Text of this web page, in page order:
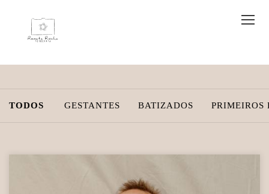
TODOS GESTANTES BATIZADOS PRIMEIROS